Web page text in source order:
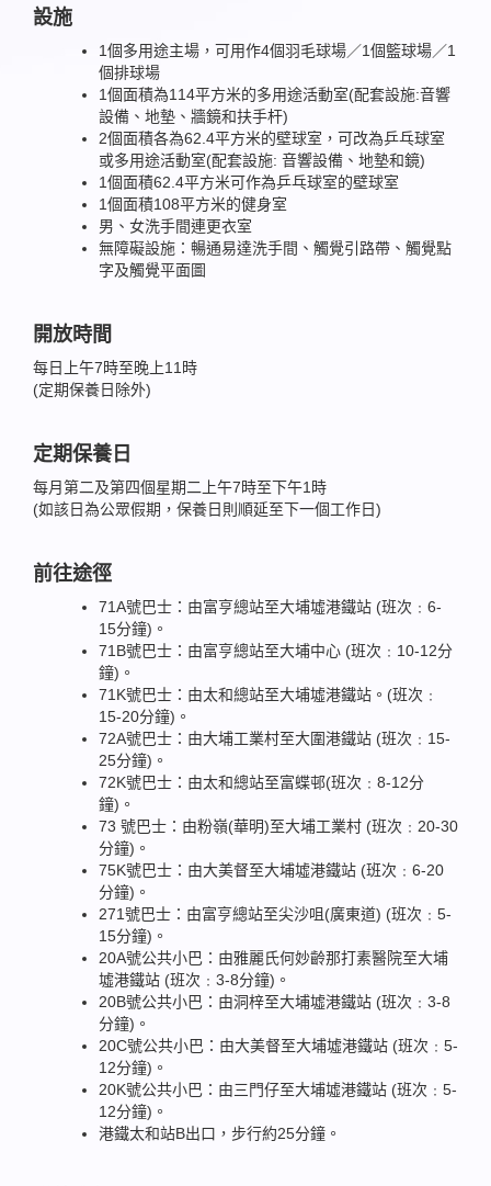
設施
1個多用途主場，可用作4個羽毛球場／1個籃球場／1
個排球場
1個面積為114平方米的多用途活動室(配套設施:音響
設備、地墊、牆鏡和扶手杆)
2個面積各為62.4平方米的壁球室，可改為乒乓球室
或多用途活動室(配套設施: 音響設備、地墊和鏡)
1個面積62.4平方米可作為乒乓球室的壁球室
1個面積108平方米的健身室
男、女洗手間連更衣室
無障礙設施：暢通易達洗手間、觸覺引路帶、觸覺點
字及觸覺平面圖
開放時間
每日上午7時至晚上11時
(定期保養日除外)
定期保養日
每月第二及第四個星期二上午7時至下午1時
(如該日為公眾假期，保養日則順延至下一個工作日)
前往途徑
71A號巴士：由富亨總站至大埔墟港鐵站 (班次﹕6-
15分鐘)。
71B號巴士：由富亨總站至大埔中心 (班次﹕10-12分
鐘)。
71K號巴士：由太和總站至大埔墟港鐵站。(班次﹕
15-20分鐘)。
72A號巴士：由大埔工業村至大圍港鐵站 (班次﹕15-
25分鐘)。
72K號巴士：由太和總站至富蝶邨(班次﹕8-12分
鐘)。
73 號巴士：由粉嶺(華明)至大埔工業村 (班次﹕20-30
分鐘)。
75K號巴士：由大美督至大埔墟港鐵站 (班次﹕6-20
分鐘)。
271號巴士：由富亨總站至尖沙咀(廣東道) (班次﹕5-
15分鐘)。
20A號公共小巴：由雅麗氏何妙齡那打素醫院至大埔
墟港鐵站 (班次﹕3-8分鐘)。
20B號公共小巴：由洞梓至大埔墟港鐵站 (班次﹕3-8
分鐘)。
20C號公共小巴：由大美督至大埔墟港鐵站 (班次﹕5-
12分鐘)。
20K號公共小巴：由三門仔至大埔墟港鐵站 (班次﹕5-
12分鐘)。
港鐵太和站B出口，步行約25分鐘。